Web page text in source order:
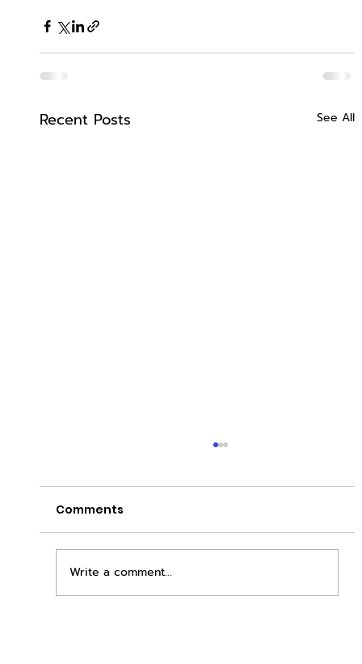
Recent Posts See All
Comments
Write a comment...